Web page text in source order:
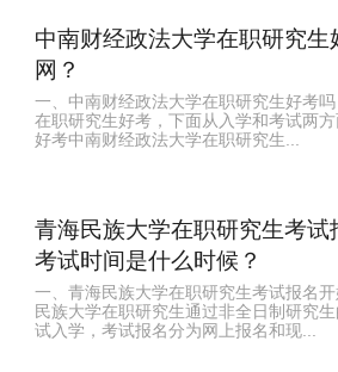
中南财经政法大学在职研究生
网？
一、中南财经政法大学在职研究生好考
在职研究生好考，下面从入学和考试两
好考中南财经政法大学在职研究生...
青海民族大学在职研究生考试
考试时间是什么时候？
一、青海民族大学在职研究生考试报名
民族大学在职研究生通过非全日制研究
试入学，考试报名分为网上报名和现...